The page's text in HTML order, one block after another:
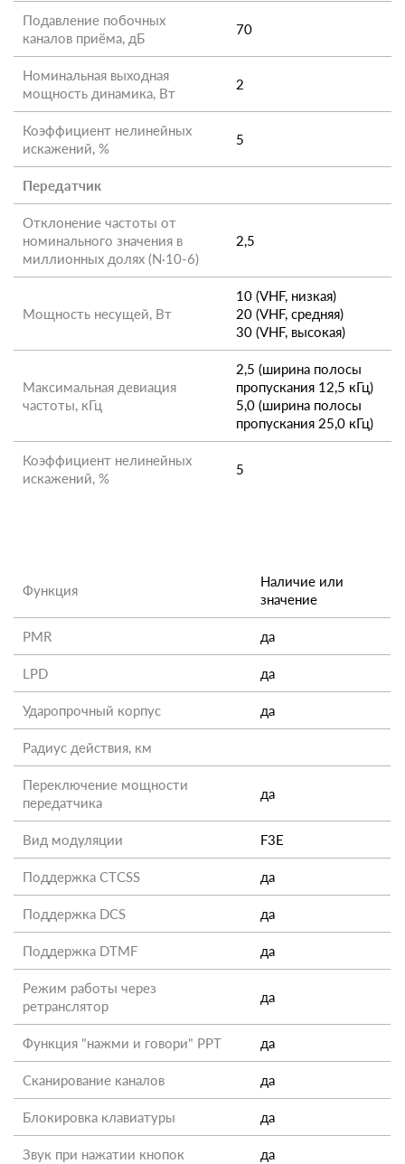
Подавление побочных
каналов приёма, дБ
70
Номинальная выходная
мощность динамика, Вт
2
Коэффициент нелинейных
искажений, %
5
Передатчик
Отклонение частоты от
номинального значения в
миллионных долях (N·10-6)
2,5
Мощность несущей, Вт
10 (VHF, низкая)
20 (VHF, средняя)
30 (VHF, высокая)
Максимальная девиация
частоты, кГц
2,5 (ширина полосы
пропускания 12,5 кГц)
5,0 (ширина полосы
пропускания 25,0 кГц)
Коэффициент нелинейных
искажений, %
5
Функция
Наличие или
значение
PMR да
LPD да
Ударопрочный корпус да
Радиус действия, км
Переключение мощности
передатчика
да
Вид модуляции F3E
Поддержка CTCSS да
Поддержка DCS да
Поддержка DTMF да
Режим работы через
ретранслятор
да
Функция "нажми и говори" PPT да
Сканирование каналов да
Блокировка клавиатуры да
Звук при нажатии кнопок да